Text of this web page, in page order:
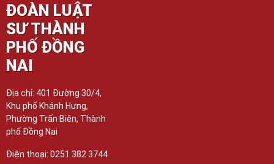
ĐOÀN LUẬT
SƯ THÀNH
PHỐ ĐỒNG
NAI
Địa chỉ: 401 Đường 30/4,
Khu phố Khánh Hưng,
Phường Trấn Biên, Thành
phố Đồng Nai
Điện thoại: 0251 382 3744